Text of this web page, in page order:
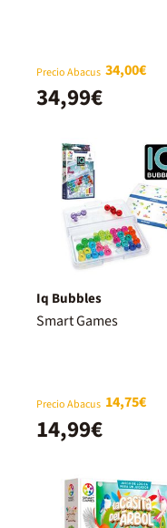
Precio Abacus 34,00€
34,99€
Iq Bubbles
Smart Games
Precio Abacus 14,75€
14,99€